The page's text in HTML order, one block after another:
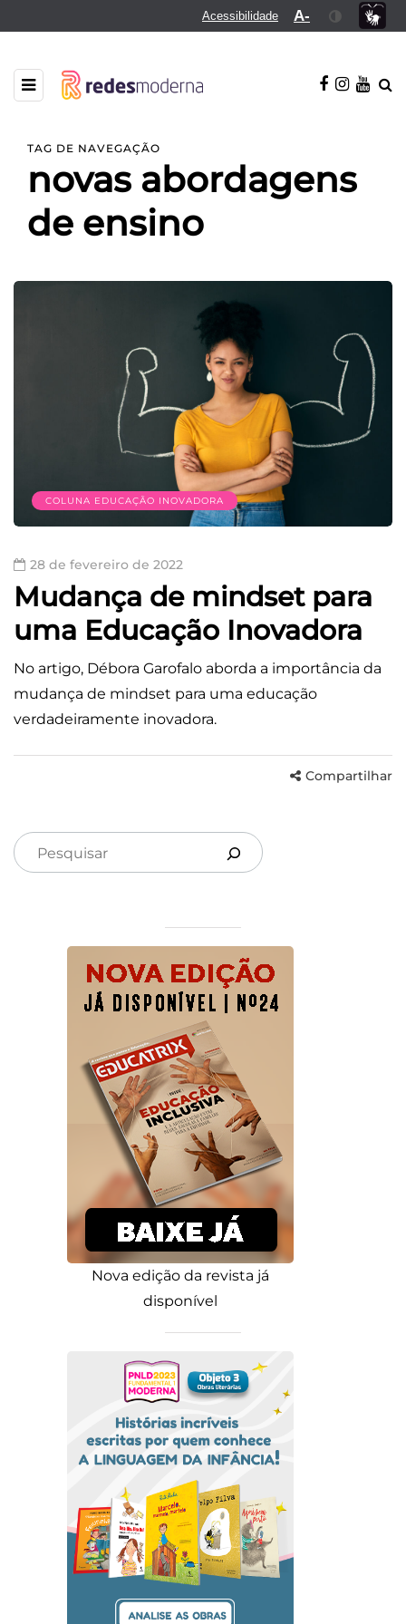
Acessibilidade A-
TAG DE NAVEGAÇÃO
novas abordagens
de ensino
COLUNA EDUCAÇÃO INOVADORA
28 de fevereiro de 2022
Mudança de mindset para
uma Educação Inovadora
No artigo, Débora Garofalo aborda a importância da
mudança de mindset para uma educação
verdadeiramente inovadora.
Compartilhar
Nova edição da revista já
disponível